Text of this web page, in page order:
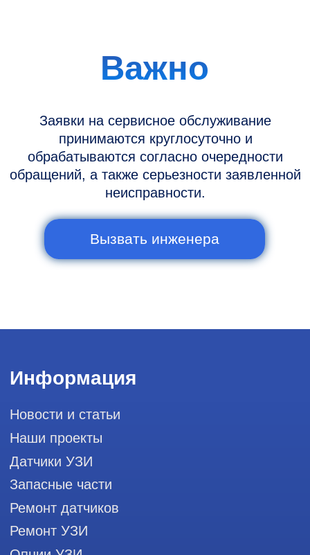
Контакты
Горячая линия: +7 (977) 894-32-58
Сервис работает ежедневно с 9:00 до
и праздничных дней
111033, город Москва, Вн. Тер.
Муниципальный округ Лефортово, ул.
Золоторожский Вал, д 11, стр. 26, RayLink -
Сервис УЗИ
info@raylink.ru
Профессиональный сервис ремонта
аппаратов ультразвуковой
диагностики, запасных частей и
датчиков
ООО "РЭЙЛИНК" ИНН 9701168181 ОГРН 1207700492581,
Лефортово, ул. Золоторожский Вал, д 11, стр. 26
Политика конфиденциальности
Разработка сайта